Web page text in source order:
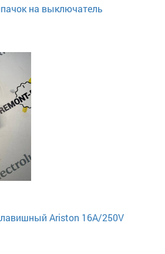
на выключатель
Ariston 16А/250V